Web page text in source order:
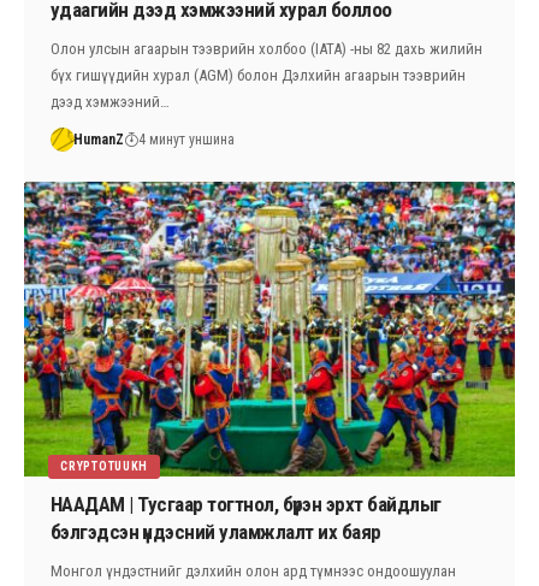
удаагийн дээд хэмжээний хурал боллоо
Олон улсын агаарын тээврийн холбоо (IATA) -ны 82 дахь жилийн
бүх гишүүдийн хурал (AGM) болон Дэлхийн агаарын тээврийн
дээд хэмжээний…
HumanZ 4 минут уншина
CRYPTOTUUKH
НААДАМ | Тусгаар тогтнол, бүрэн эрхт байдлыг
бэлгэдсэн үндэсний уламжлалт их баяр
Монгол үндэстнийг дэлхийн олон ард түмнээс ондоошуулан